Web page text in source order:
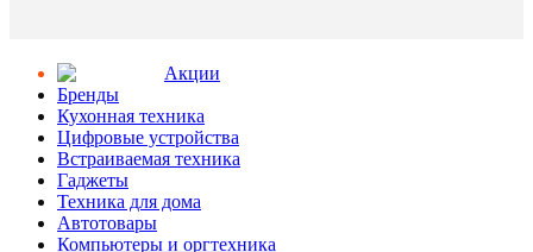
Aкции
Бренды
Кухонная техника
Цифровые устройства
Встраиваемая техника
Гаджеты
Техника для дома
Автотовары
Компьютеры и оргтехника